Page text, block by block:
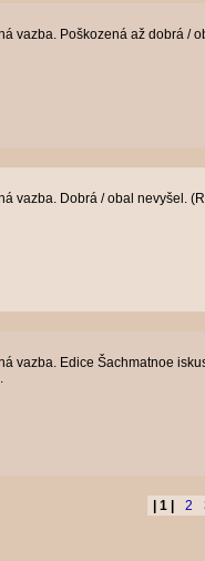
vazba. Poškozená až dobrá /
vazba. Dobrá / obal nevyšel.
vazba. Edice Šachmatnoe
| 1 | 2